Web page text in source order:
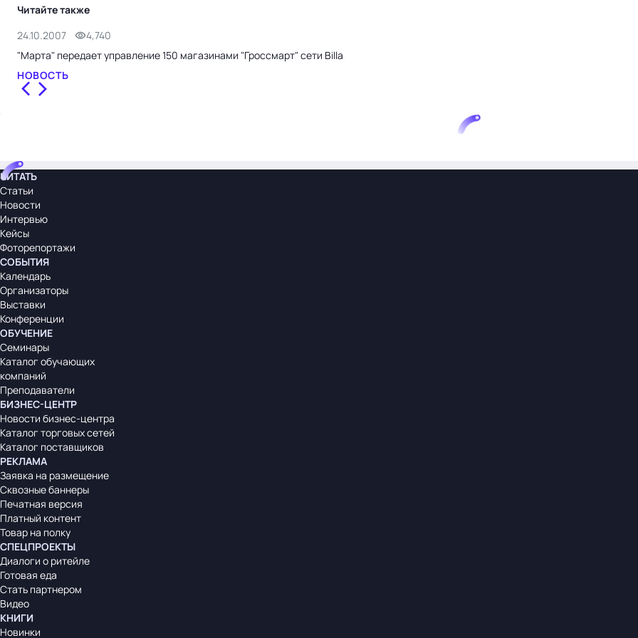
Читайте также
24.10.2007
4,740
"Марта" передает управление 150 магазинами "Гроссмарт" сети Billa
НОВОСТЬ
ЧИТАТЬ
Статьи
Новости
Интервью
Кейсы
Фоторепортажи
СОБЫТИЯ
Календарь
Организаторы
Выставки
Конференции
ОБУЧЕНИЕ
Семинары
Каталог обучающих
компаний
Преподаватели
БИЗНЕС-ЦЕНТР
Новости бизнес-центра
Каталог торговых сетей
Каталог поставщиков
РЕКЛАМА
Заявка на размещение
Сквозные баннеры
Печатная версия
Платный контент
Товар на полку
СПЕЦПРОЕКТЫ
Диалоги о ритейле
Готовая еда
Стать партнером
Видео
КНИГИ
Новинки